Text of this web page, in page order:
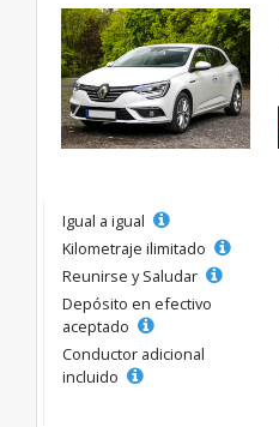
Igual a igual
Kilometraje ilimitado
Reunirse y Saludar
Depósito en efectivo
aceptado
Conductor adicional
incluido